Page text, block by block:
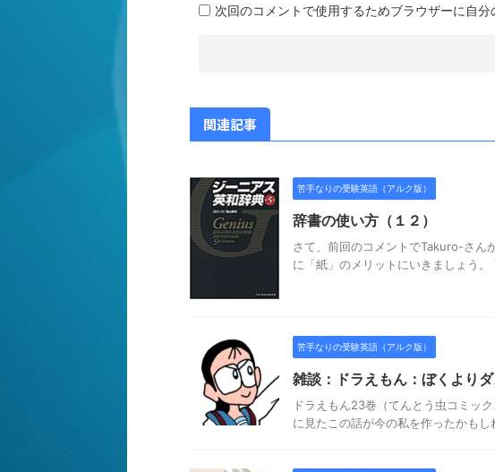
次回のコメントで使用するためブラウザーに自
関連記事
苦手なりの受験英語（アルク版）
辞書の使い方（１２）
さて、前回のコメントでTakuro-さ
に「紙」のメリットにいきましょう
苦手なりの受験英語（アルク版）
雑談：ドラえもん：ぼくより
ドラえもん23巻（てんとう虫コミッ
に見たこの話が今の私を作ったかも